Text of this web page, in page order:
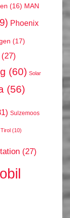
(16) MAN
Phoenix
(17)
(27)
(60) Solar
(56)
Sulzemoos
Tirol (10)
(27)